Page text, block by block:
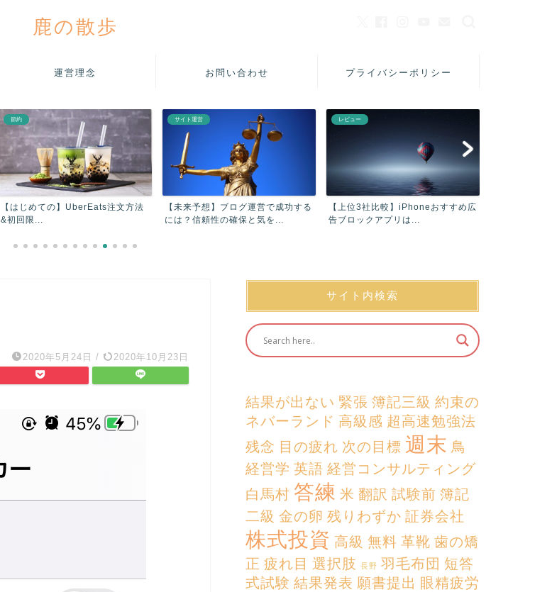
鹿の散歩
運営理念 お問い合わせ プライバシーポリシー
節約
【はじめての】UberEats注文方法
&初回限...
サイト運営
【未来予想】ブログ運営で成功する
には？信頼性の確保と気を...
レビュー
【上位3社比較】iPhoneおすすめ広
告ブロックアプリは...
2020年5月24日 / 2020年10月23日
サイト内検索
結果が出ない 緊張 簿記三級 約束の
ネバーランド 高級感 超高速勉強法
残念 目の疲れ 次の目標 週末 鳥
経営学 英語 経営コンサルティング
白馬村 答練 米 翻訳 試験前 簿記
二級 金の卵 残りわずか 証券会社
株式投資 高級 無料 革靴 歯の矯
正 疲れ目 選択肢 長野 羽毛布団 短答
式試験 結果発表 願書提出 眼精疲労